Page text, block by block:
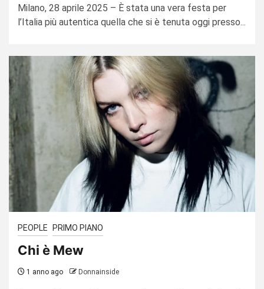
Milano, 28 aprile 2025 – È stata una vera festa per
l’Italia più autentica quella che si è tenuta oggi presso...
PEOPLE PRIMO PIANO
Chi è Mew
1 anno ago Donnainside